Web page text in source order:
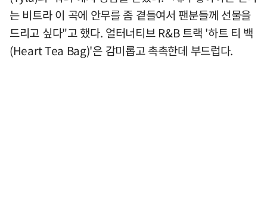
는 비트라 이 곡에 안무를 좀 곁들여서 팬분들께 선물을
드리고 싶다"고 했다. 얼터너티브 R&B 트랙 '하트 티 백
(Heart Tea Bag)'은 감미롭고 촉촉한데 부드럽다.